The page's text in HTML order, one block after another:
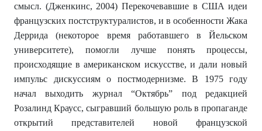
смысл. (Дженкинс, 2004) Перекочевавшие в США идеи
французских постструктуралистов, и в особенности Жака
Деррида (некоторое время работавшего в Йельском
университете), помогли лучше понять процессы,
происходящие в американском искусстве, и дали новый
импульс дискуссиям о постмодернизме. В 1975 году
начал выходить журнал “Октябрь” под редакцией
Розалинд Краусс, сыгравший большую роль в пропаганде
открытий представителей новой французской